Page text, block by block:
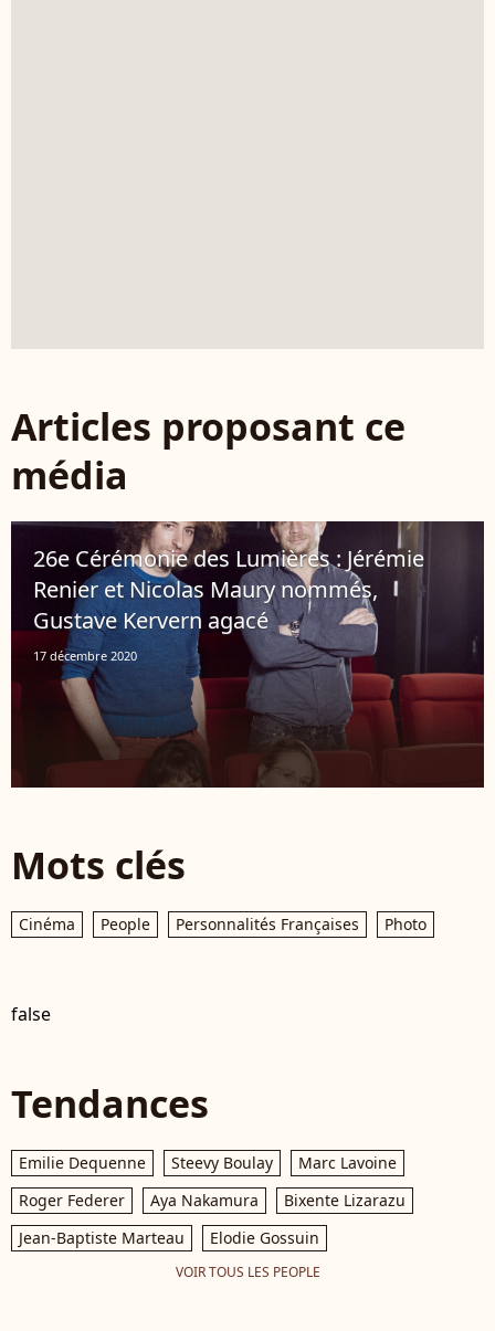
Articles proposant ce
média
26e Cérémonie des Lumières : Jérémie
Renier et Nicolas Maury nommés,
Gustave Kervern agacé
17 décembre 2020
Mots clés
Cinéma People Personnalités Françaises Photo
false
Tendances
Emilie Dequenne Steevy Boulay
Marc Lavoine
Roger Federer
Aya Nakamura
Bixente Lizarazu
Jean-Baptiste Marteau
Elodie Gossuin
VOIR TOUS LES PEOPLE